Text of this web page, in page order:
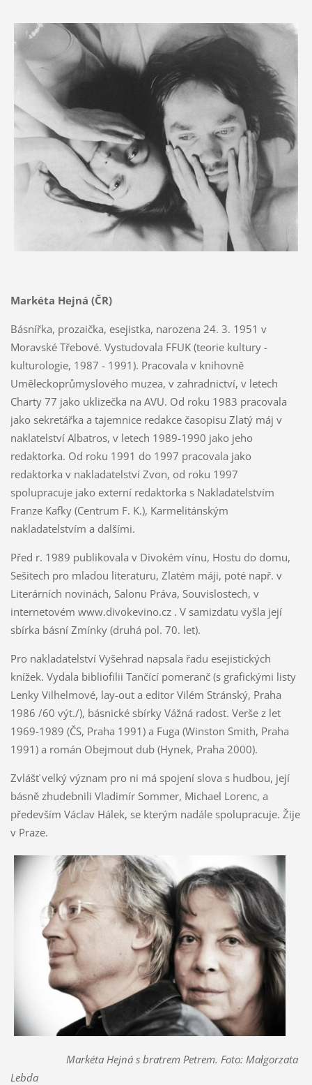
Markéta Hejná (ČR)
Básnířka, prozaička, esejistka, narozena 24. 3. 1951 v
Moravské Třebové. Vystudovala FFUK (teorie kultury -
kulturologie, 1987 - 1991). Pracovala v knihovně
Uměleckoprůmyslového muzea, v zahradnictví, v letech
Charty 77 jako uklizečka na AVU. Od roku 1983 pracovala
jako sekretářka a tajemnice redakce časopisu Zlatý máj v
naklatelství Albatros, v letech 1989-1990 jako jeho
redaktorka. Od roku 1991 do 1997 pracovala jako
redaktorka v nakladatelství Zvon, od roku 1997
spolupracuje jako externí redaktorka s Nakladatelstvím
Franze Kafky (Centrum F. K.), Karmelitánským
nakladatelstvím a dalšími.
Před r. 1989 publikovala v Divokém vínu, Hostu do domu,
Sešitech pro mladou literaturu, Zlatém máji, poté např. v
Literárních novinách, Salonu Práva, Souvislostech, v
internetovém www.divokevino.cz . V samizdatu vyšla její
sbírka básní Zmínky (druhá pol. 70. let).
Pro nakladatelství Vyšehrad napsala řadu esejistických
knížek. Vydala bibliofilii Tančící pomeranč (s grafickými listy
Lenky Vilhelmové, lay-out a editor Vilém Stránský, Praha
1986 /60 výt./), básnické sbírky Vážná radost. Verše z let
1969-1989 (ČS, Praha 1991) a Fuga (Winston Smith, Praha
1991) a román Obejmout dub (Hynek, Praha 2000).
Zvlášť velký význam pro ni má spojení slova s hudbou, její
básně zhudebnili Vladimír Sommer, Michael Lorenc, a
především Václav Hálek, se kterým nadále spolupracuje. Žije
v Praze.
Markéta Hejná s bratrem Petrem. Foto: Małgorzata
Lebda